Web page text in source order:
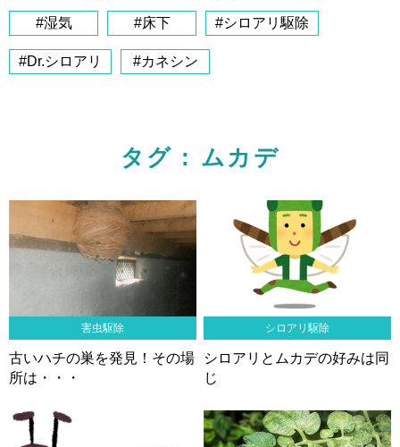
#湿気 #床下 #シロアリ駆除
#Dr.シロアリ #カネシン
タグ : ムカデ
害虫駆除
古いハチの巣を発見！その場
所は・・・
シロアリ駆除
シロアリとムカデの好みは同
じ